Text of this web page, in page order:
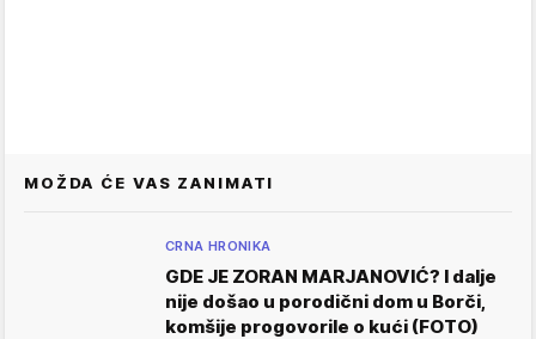
MOŽDA ĆE VAS ZANIMATI
CRNA HRONIKA
GDE JE ZORAN MARJANOVIĆ? I dalje
nije došao u porodični dom u Borči,
komšije progovorile o kući (FOTO)